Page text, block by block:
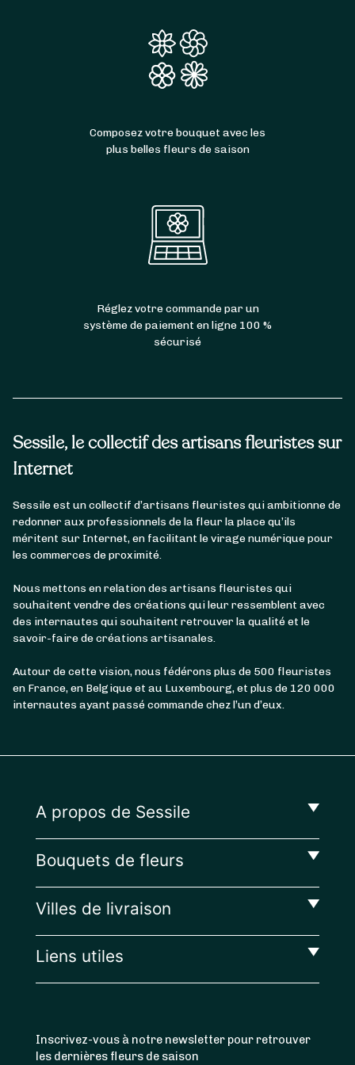
Sessile, le collectif des artisans fleuristes sur
Internet
Sessile est un collectif d’artisans fleuristes qui ambitionne de
redonner aux professionnels de la fleur la place qu’ils
méritent sur Internet, en facilitant le virage numérique pour
les commerces de proximité.
Nous mettons en relation des artisans fleuristes qui
souhaitent vendre des créations qui leur ressemblent avec
des internautes qui souhaitent retrouver la qualité et le
savoir-faire de créations artisanales.
Autour de cette vision, nous fédérons plus de 500 fleuristes
en France, en Belgique et au Luxembourg, et plus de 120 000
internautes ayant passé commande chez l’un d’eux.
Composez votre bouquet avec les
plus belles fleurs de saison
Réglez votre commande par un
système de paiement en ligne 100 %
sécurisé
A propos de Sessile
Bouquets de fleurs
Villes de livraison
Liens utiles
Inscrivez-vous à notre newsletter pour retrouver
les dernières fleurs de saison